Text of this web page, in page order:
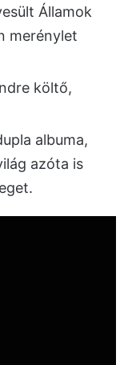
Államok
merénylet
költő,
albuma,
azóta is